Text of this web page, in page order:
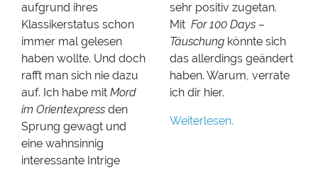
aufgrund ihres
Klassikerstatus schon
immer mal gelesen
haben wollte. Und doch
rafft man sich nie dazu
auf. Ich habe mit Mord
im Orientexpress den
Sprung gewagt und
eine wahnsinnig
interessante Intrige
sehr positiv zugetan.
Mit For 100 Days –
Täuschung könnte sich
das allerdings geändert
haben. Warum, verrate
ich dir hier.
Weiterlesen.